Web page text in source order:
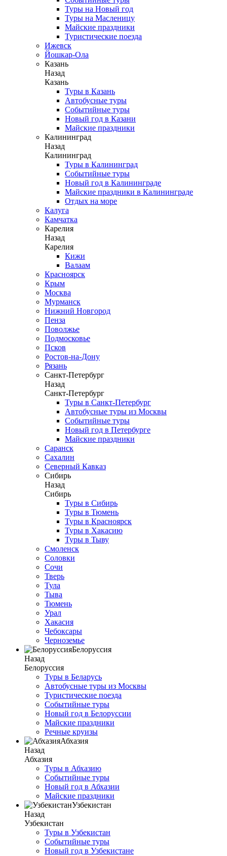
Туры на Новый год
Туры на Масленицу
Майские праздники
Туристические поезда
Ижевск
Йошкар-Ола
Казань
Назад
Казань
Туры в Казань
Автобусные туры
Событийные туры
Новый год в Казани
Майские праздники
Калининград
Назад
Калининград
Туры в Калининград
Событийные туры
Новый год в Калининграде
Майские праздники в Калининграде
Отдых на море
Калуга
Камчатка
Карелия
Назад
Карелия
Кижи
Валаам
Красноярск
Крым
Москва
Мурманск
Нижний Новгород
Пенза
Поволжье
Подмосковье
Псков
Ростов-на-Дону
Рязань
Санкт-Петербург
Назад
Санкт-Петербург
Туры в Санкт-Петербург
Автобусные туры из Москвы
Событийные туры
Новый год в Петербурге
Майские праздники
Саранск
Сахалин
Северный Кавказ
Сибирь
Назад
Сибирь
Туры в Сибирь
Туры в Тюмень
Туры в Красноярск
Туры в Хакасию
Туры в Тыву
Смоленск
Соловки
Сочи
Тверь
Тула
Тыва
Тюмень
Урал
Хакасия
Чебоксары
Черноземье
Белоруссия
Назад
Белоруссия
Туры в Беларусь
Автобусные туры из Москвы
Туристические поезда
Событийные туры
Новый год в Белоруссии
Майские праздники
Речные круизы
Абхазия
Назад
Абхазия
Туры в Абхазию
Событийные туры
Новый год в Абхазии
Майские праздники
Узбекистан
Назад
Узбекистан
Туры в Узбекистан
Событийные туры
Новый год в Узбекистане